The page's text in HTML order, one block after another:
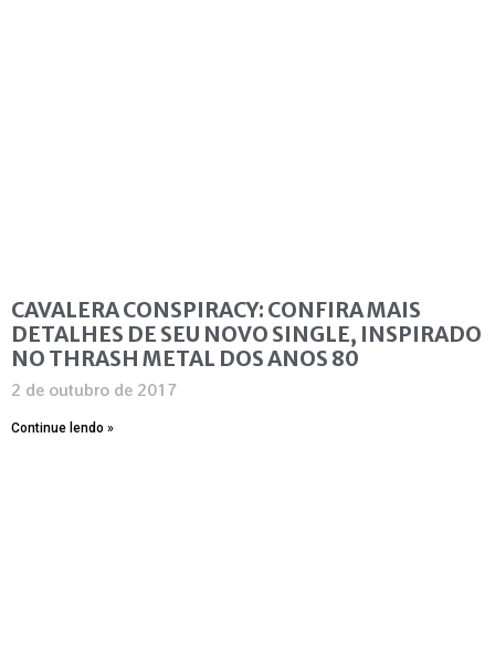
CAVALERA CONSPIRACY: CONFIRA MAIS
DETALHES DE SEU NOVO SINGLE, INSPIRADO
NO THRASH METAL DOS ANOS 80
2 de outubro de 2017
Continue lendo »